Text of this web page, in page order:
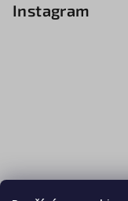
Instagram